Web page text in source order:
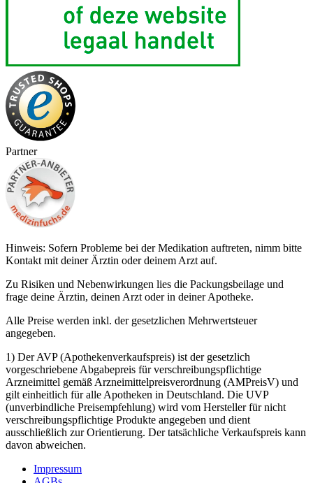
Partner
Hinweis: Sofern Probleme bei der Medikation auftreten, nimm bitte
Kontakt mit deiner Ärztin oder deinem Arzt auf.
Zu Risiken und Nebenwirkungen lies die Packungsbeilage und
frage deine Ärztin, deinen Arzt oder in deiner Apotheke.
Alle Preise werden inkl. der gesetzlichen Mehrwertsteuer
angegeben.
1) Der AVP (Apothekenverkaufspreis) ist der gesetzlich
vorgeschriebene Abgabepreis für verschreibungspflichtige
Arzneimittel gemäß Arzneimittelpreisverordnung (AMPreisV) und
gilt einheitlich für alle Apotheken in Deutschland. Die UVP
(unverbindliche Preisempfehlung) wird vom Hersteller für nicht
verschreibungspflichtige Produkte angegeben und dient
ausschließlich zur Orientierung. Der tatsächliche Verkaufspreis kann
davon abweichen.
Impressum